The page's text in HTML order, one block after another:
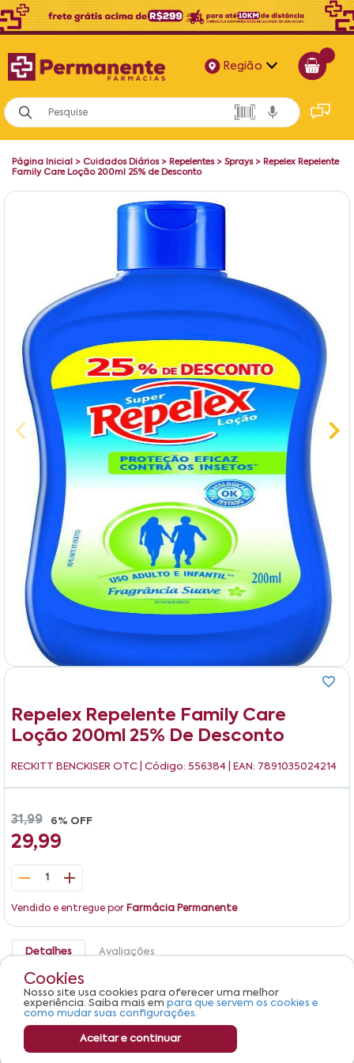
Região
Alagoas
Bahia
Página Inicial > Cuidados Diários> Repelentes> Sprays> Repelex Repelente
Family Care Loção 200ml 25% de Desconto
Repelex Repelente Family Care
Loção 200ml 25% De Desconto
RECKITT BENCKISER OTC | Código: 556384 | EAN: 7891035024214
31,99 6% OFF
29,99
1
Vendido e entregue por Farmácia Permanente
Detalhes Avaliações
Repelente Loção Suave Repelex Frasco 200ml Grátis
25% de Desconto
Cookies
Nosso site usa cookies para oferecer uma melhor
experiência. Saiba mais em para que servem os cookies e
como mudar suas configurações.
Aceitar e continuar